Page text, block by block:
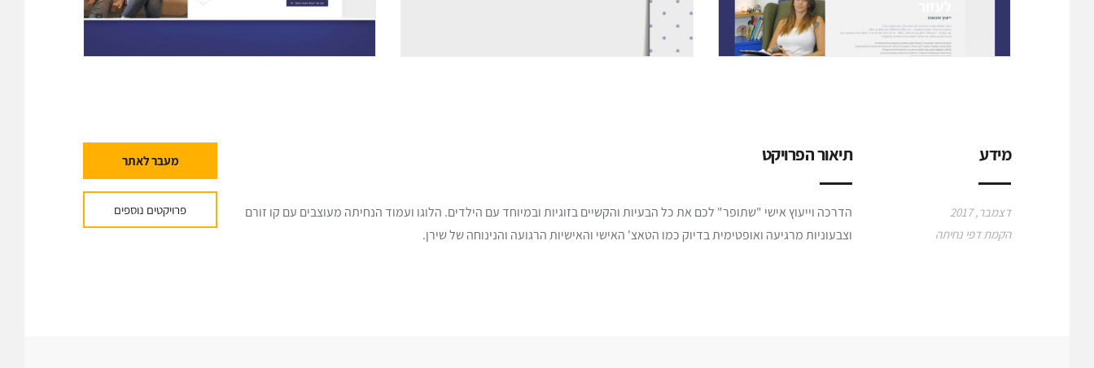
מידע
דצמבר, 2017
הקמת דפי נחיתה
תיאור הפרויקט
הדרכה וייעוץ אישי "שתופר" לכם את כל הבעיות והקשיים בזוגיות ובמיוחד עם הילדים. הלוגו ועמוד הנחיתה מעוצבים עם קו זורם
וצבעוניות מרגיעה ואופטימית בדיוק כמו הטאצ' האישי והאישיות הרגועה והנינוחה של שירן.
מעבר לאתר
פרויקטים נוספים